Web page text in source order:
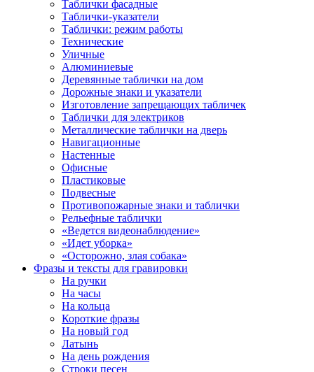
Таблички фасадные
Таблички-указатели
Таблички: режим работы
Технические
Уличные
Алюминиевые
Деревянные таблички на дом
Дорожные знаки и указатели
Изготовление запрещающих табличек
Таблички для электриков
Металлические таблички на дверь
Навигационные
Настенные
Офисные
Пластиковые
Подвесные
Противопожарные знаки и таблички
Рельефные таблички
«Ведется видеонаблюдение»
«Идет уборка»
«Осторожно, злая собака»
Фразы и тексты для гравировки
На ручки
На часы
На кольца
Короткие фразы
На новый год
Латынь
На день рождения
Строки песен